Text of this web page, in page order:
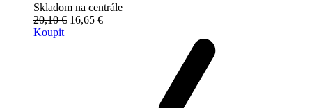
Skladom na centrále
20,10 € 16,65 €
Koupit